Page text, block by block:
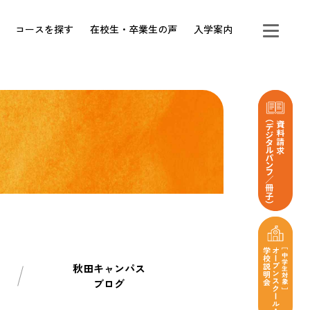
コースを探す 在校生・卒業生の声 入学案内
秋田キャンパス
ブログ